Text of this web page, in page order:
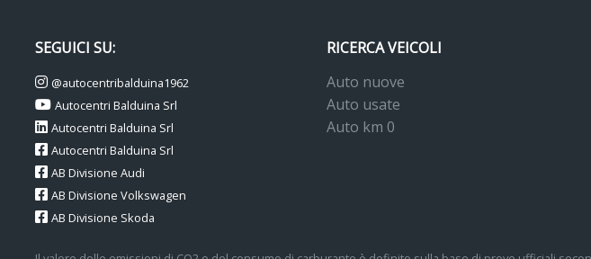
SEGUICI SU:
@autocentribalduina1962
Autocentri Balduina Srl
Autocentri Balduina Srl
Autocentri Balduina Srl
AB Divisione Audi
AB Divisione Volkswagen
AB Divisione Skoda
RICERCA VEICOLI
Auto nuove
Auto usate
Auto km 0